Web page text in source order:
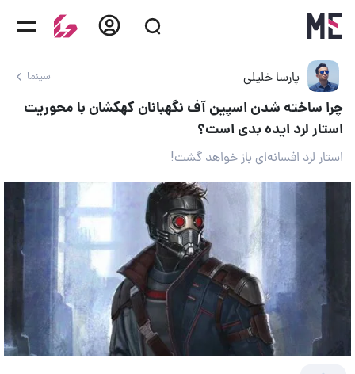
پارسا خلیلی سینما
چرا ساخته شدن اسپین آف نگهبانان کهکشان با محوریت
استار لرد ایده بدی است؟
استار لرد افسانه‌ای باز خواهد گشت!